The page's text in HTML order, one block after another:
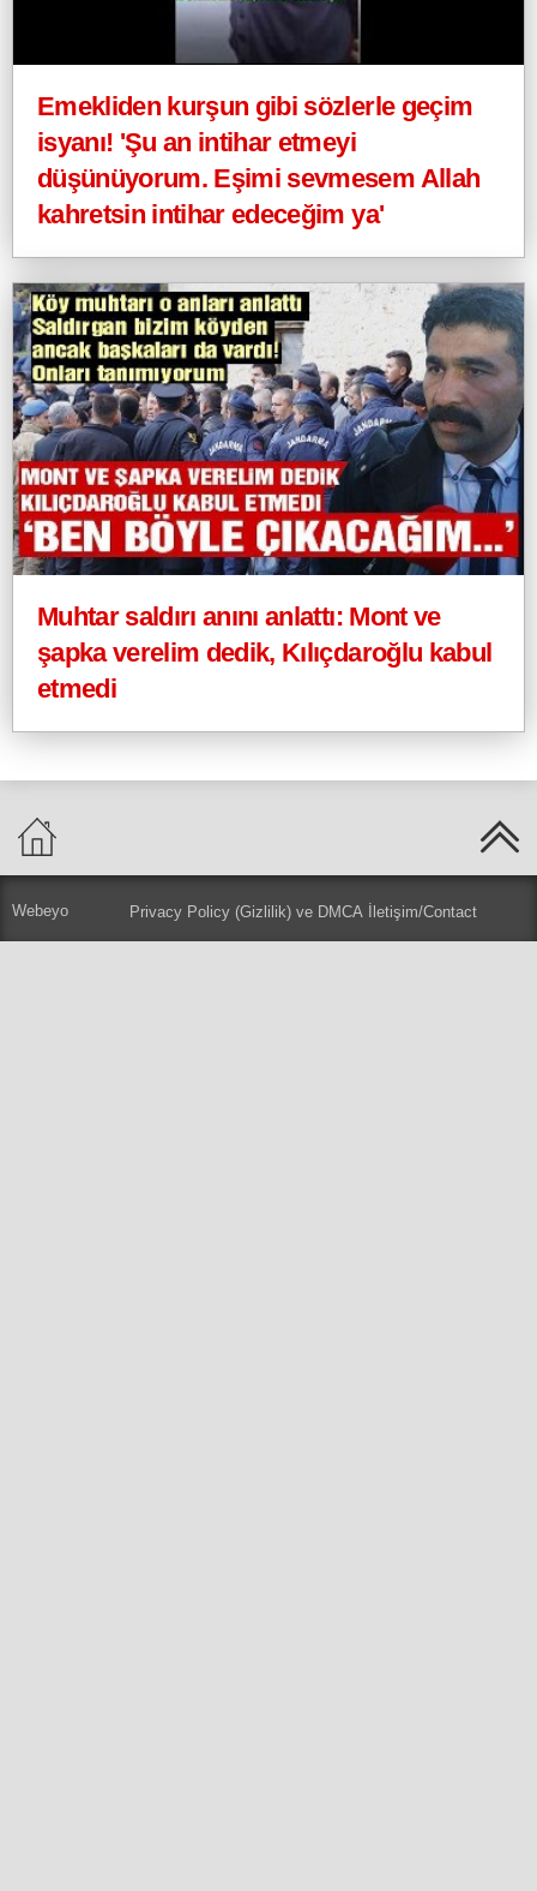
Emekliden kurşun gibi sözlerle geçim
isyanı! 'Şu an intihar etmeyi
düşünüyorum. Eşimi sevmesem Allah
kahretsin intihar edeceğim ya'
Muhtar saldırı anını anlattı: Mont ve
şapka verelim dedik, Kılıçdaroğlu kabul
etmedi
Webeyo Privacy Policy (Gizlilik) ve DMCA İletişim/Contact